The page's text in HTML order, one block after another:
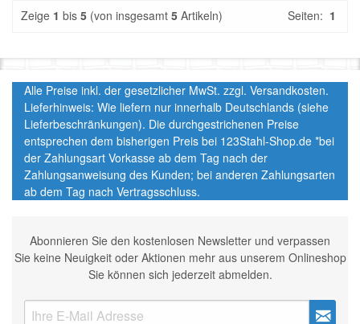
Zeige 1 bis 5 (von insgesamt 5 Artikeln) Seiten: 1
Alle Preise inkl. der gesetzlicher MwSt. zzgl. Versandkosten.
Lieferhinweis: Wie liefern nur innerhalb Deutschlands (siehe
Lieferbeschränkungen). Die durchgestrichenen Preise
entsprechen dem bisherigen Preis bei 123Stahl-Shop.de *bei
der Zahlungsart Vorkasse ab dem Tag nach der
Zahlungsanweisung des Kunden; bei anderen Zahlungsarten
ab dem Tag nach Vertragsschluss.
Abonnieren Sie den kostenlosen Newsletter und verpassen
Sie keine Neuigkeit oder Aktionen mehr aus unserem Onlineshop
Sie können sich jederzeit abmelden.